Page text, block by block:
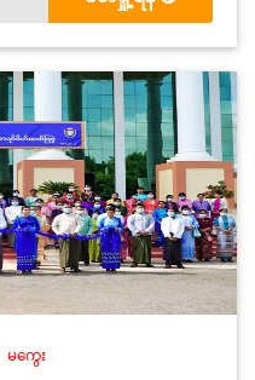
မကွေး